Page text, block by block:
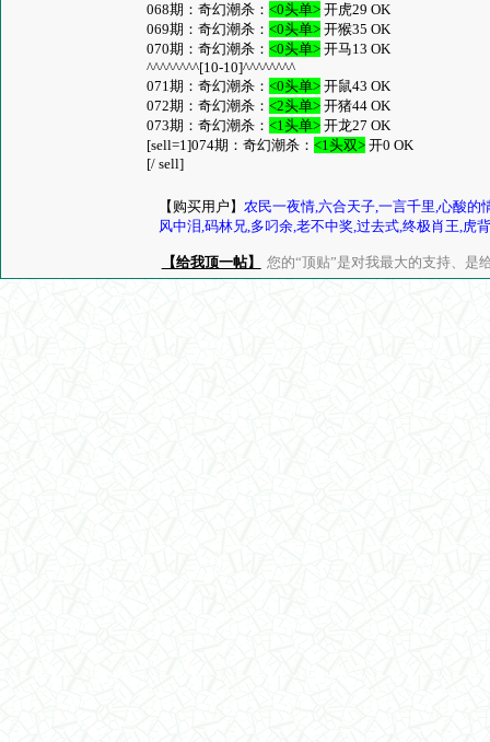
068期：奇幻潮杀：<0头单> 开虎29 OK
069期：奇幻潮杀：<0头单> 开猴35 OK
070期：奇幻潮杀：<0头单> 开马13 OK
^^^^^^^^[10-10]^^^^^^^^
071期：奇幻潮杀：<0头单> 开鼠43 OK
072期：奇幻潮杀：<2头单> 开猪44 OK
073期：奇幻潮杀：<1头单> 开龙27 OK
[sell=1]074期：奇幻潮杀：<1头双> 开0 OK
[/ sell]
【购买用户】 农民一夜情,六合天子,一言千里,心酸的
风中泪,码林兄,多叼余,老不中奖,过去式,终极肖王,虎
【给我顶一帖】 您的“顶贴”是对我最大的支持、是